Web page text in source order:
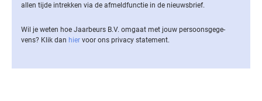
allen tijde intrekken via de af­meld­func­tie in de nieuwsbrief.
Wil je weten hoe Jaarbeurs B.V. omgaat met jouw per­soons­ge­ge­
vens? Klik dan hier voor ons privacy statement.